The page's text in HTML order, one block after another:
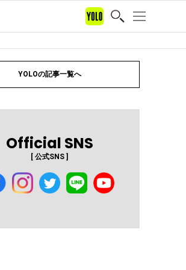
YOLOの記事一覧へ
Official SNS
[ 公式SNS ]